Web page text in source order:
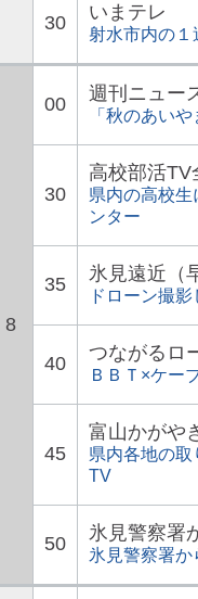
30 いまテレ
射水市内の１
8
00 週刊ニュー
「秋のあい
30
高校部活TV
県内の高校
ンター
35 氷見遠近（
ドローン撮
40 つながるロ
ＢＢＴ×ケー
45
富山かがや
県内各地の
TV
50 氷見警察署
氷見警察署か